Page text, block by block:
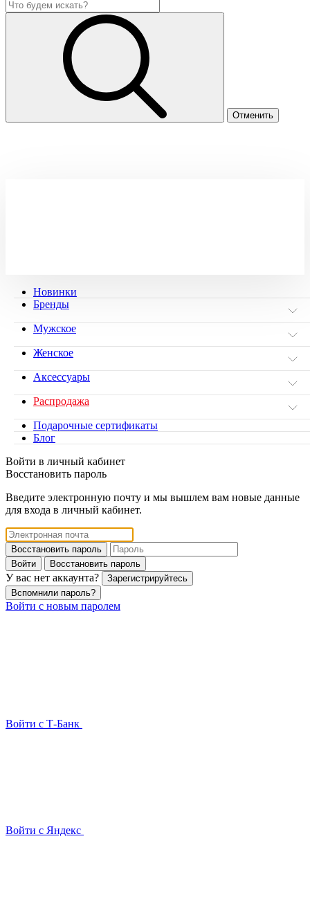
Новинки
Бренды
Мужское
Женское
Аксессуары
Распродажа
Подарочные сертификаты
Блог
Войти в личный кабинет
Восстановить пароль
Введите электронную почту и мы вышлем вам новые данные
для входа в личный кабинет.
Восстановить пароль
Войти
Восстановить пароль
У вас нет аккаунта?
Зарегистрируйтесь
Вспомнили пароль?
Войти с новым паролем
Войти с Т-Банк
Войти с Яндекс